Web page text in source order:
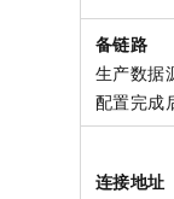
备链路
生产数据
配置完成
连接地址